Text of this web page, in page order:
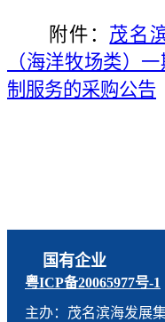
附件： 茂名
（海洋牧场类）
制服务的采购公告
国有企业
粤ICP备20065977号-1
主办：茂名滨海发展